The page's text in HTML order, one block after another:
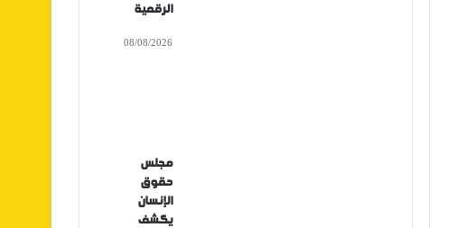
الرقمية
08/08/2026
مجلس
حقوق
الإنسان
يكشف